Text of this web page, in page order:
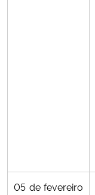
05 de fevereiro